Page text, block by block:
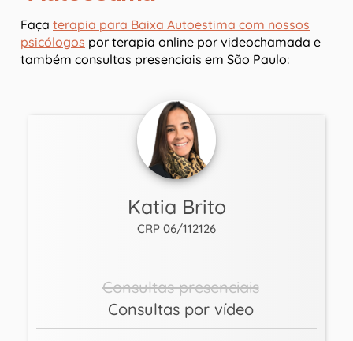
Faça terapia para Baixa Autoestima com nossos
psicólogos por terapia online por videochamada e
também consultas presenciais em São Paulo:
Katia Brito
CRP 06/112126
Consultas presenciais
Consultas por vídeo